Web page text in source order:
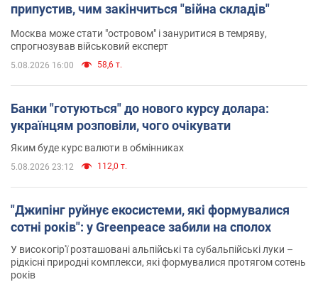
припустив, чим закінчиться "війна складів"
Москва може стати "островом" і зануритися в темряву,
спрогнозував військовий експерт
5.08.2026 16:00 58,6 т.
Банки "готуються" до нового курсу долара:
українцям розповіли, чого очікувати
Яким буде курс валюти в обмінниках
5.08.2026 23:12 112,0 т.
"Джипінг руйнує екосистеми, які формувалися
сотні років": у Greenpeace забили на сполох
У високогір'ї розташовані альпійські та субальпійські луки –
рідкісні природні комплекси, які формувалися протягом сотень
років